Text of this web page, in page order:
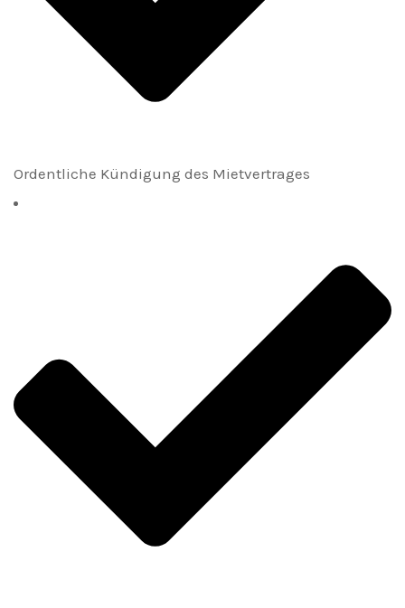
Ordentliche Kündigung des Mietvertrages